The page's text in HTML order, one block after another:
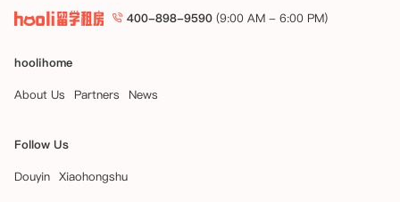
400-898-9590 (9:00 AM - 6:00 PM)
hoolihome
About Us
Partners News
Follow Us
Douyin Xiaohongshu